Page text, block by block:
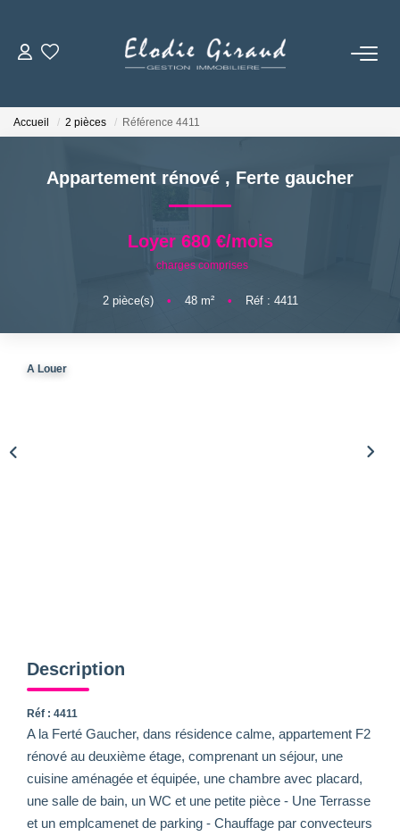
GESTION LOCATIVE
NOS TARIFS
Accueil 2 pièces Référence 4411
Appartement rénové , Ferte gaucher
Loyer 680 €/mois
charges comprises
2pièce(s) • 48m² • Réf : 4411
A Louer
Description
Réf : 4411
A la Ferté Gaucher, dans résidence calme, appartement F2
rénové au deuxième étage, comprenant un séjour, une
cuisine aménagée et équipée, une chambre avec placard,
une salle de bain, un WC et une petite pièce - Une Terrasse
et un emplcamenet de parking - Chauffage par convecteurs